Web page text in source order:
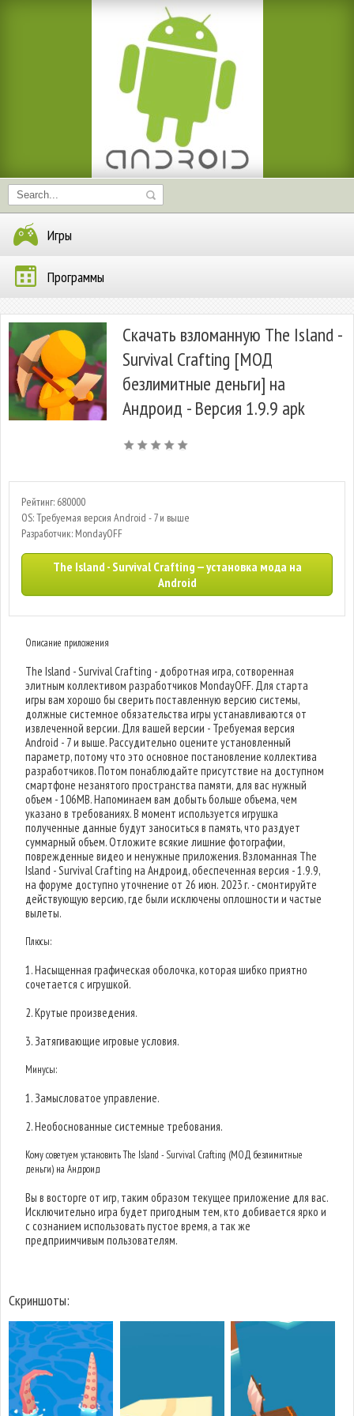
Игры
Программы
Скачать взломанную The Island -
Survival Crafting [МОД
безлимитные деньги] на
Андроид - Версия 1.9.9 apk
Рейтинг: 680000
OS: Требуемая версия Android - 7 и выше
Разработчик: MondayOFF
The Island - Survival Crafting — установка мода на
Android
Описание приложения
The Island - Survival Crafting - добротная игра, сотворенная
элитным коллективом разработчиков MondayOFF. Для старта
игры вам хорошо бы сверить поставленную версию системы,
должные системное обязательства игры устанавливаются от
извлеченной версии. Для вашей версии - Требуемая версия
Android - 7 и выше. Рассудительно оцените установленный
параметр, потому что это основное постановление коллектива
разработчиков. Потом понаблюдайте присутствие на доступном
смартфоне незанятого пространства памяти, для вас нужный
объем - 106MB. Напоминаем вам добыть больше объема, чем
указано в требованиях. В момент используется игрушка
полученные данные будут заноситься в память, что раздует
суммарный объем. Отложите всякие лишние фотографии,
поврежденные видео и ненужные приложения. Взломанная The
Island - Survival Crafting на Андроид, обеспеченная версия - 1.9.9,
на форуме доступно уточнение от 26 июн. 2023 г. - смонтируйте
действующую версию, где были исключены оплошности и частые
вылеты.
Плюсы:
1. Насыщенная графическая оболочка, которая шибко приятно
сочетается с игрушкой.
2. Крутые произведения.
3. Затягивающие игровые условия.
Минусы:
1. Замысловатое управление.
2. Необоснованные системные требования.
Кому советуем установить The Island - Survival Crafting (МОД безлимитные
деньги) на Андроид
Вы в восторге от игр, таким образом текущее приложение для вас.
Исключительно игра будет пригодным тем, кто добивается ярко и
с сознанием использовать пустое время, а так же
предприимчивым пользователям.
Скриншоты: